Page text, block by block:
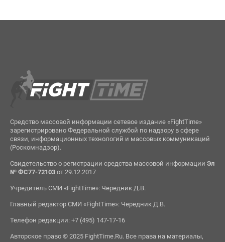
Средство массовой информации сетевое издание «FightTime»
зарегистрировано Федеральной службой по надзору в сфере
связи, информационных технологий и массовых коммуникаций
(Роскомнадзор).
Свидетельство о регистрации средства массовой информации Эл
№ ФС77-72103от 29.12.2017
Учредитель СМИ «FightTime»: Чередник Д.В.
Главный редактор СМИ «FightTime»: Чередник Д.В.
Телефон редакции: +7 (495) 147-17-16
Авторское право © 2025 FightTime.Ru. Все права на материалы,